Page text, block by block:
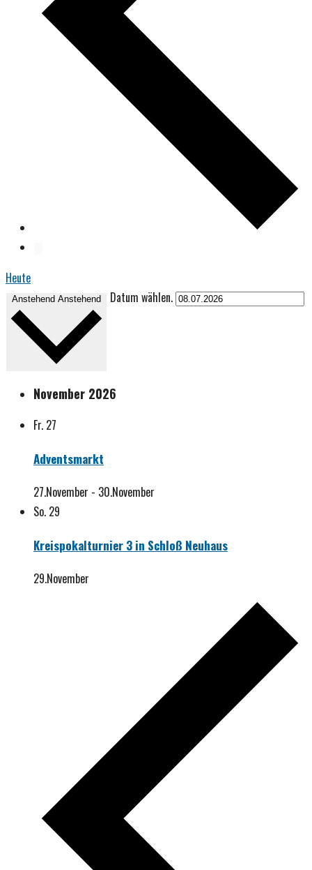
Heute
Anstehend Anstehend Datum wählen.
November 2026
Fr. 27
Adventsmarkt
27.November - 30.November
So. 29
Kreispokalturnier 3 in Schloß Neuhaus
29.November